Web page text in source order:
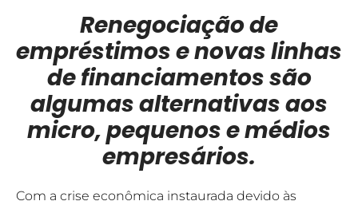
Renegociação de
empréstimos e novas linhas
de financiamentos são
algumas alternativas aos
micro, pequenos e médios
empresários.
Com a crise econômica instaurada devido às